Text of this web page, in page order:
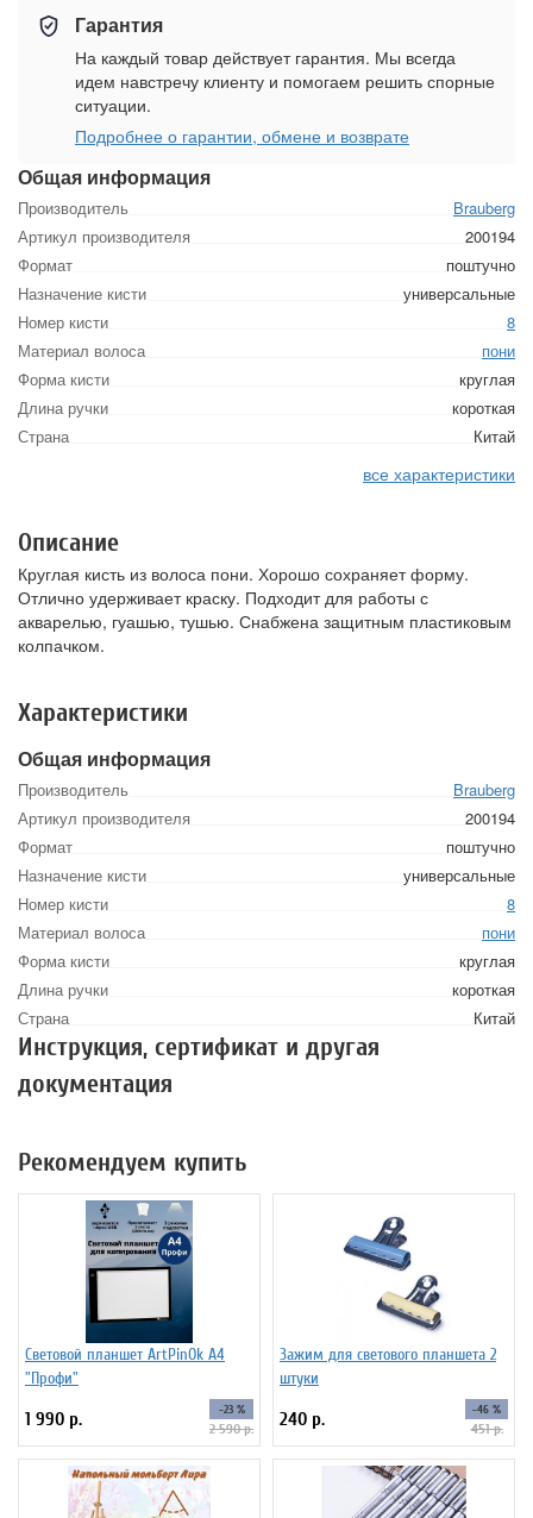
Общая информация
Производитель
Brauberg
Артикул производителя
200194
Формат
поштучно
Назначение кисти
универсальные
Номер кисти
8
Материал волоса
пони
Форма кисти
круглая
Длина ручки
короткая
Страна
Китай
все характеристики
Гарантия
На каждый товар действует гарантия. Мы всегда
идем навстречу клиенту и помогаем решить спорные
ситуации.
Подробнее о гарантии, обмене и возврате
Описание
Круглая кисть из волоса пони. Хорошо сохраняет форму.
Отлично удерживает краску. Подходит для работы с
акварелью, гуашью, тушью. Снабжена защитным пластиковым
колпачком.
Характеристики
Общая информация
Производитель
Brauberg
Артикул производителя
200194
Формат
поштучно
Назначение кисти
универсальные
Номер кисти
8
Материал волоса
пони
Форма кисти
круглая
Длина ручки
короткая
Страна
Китай
Инструкция, сертификат и другая
документация
Рекомендуем купить
Световой планшет ArtPinOk А4
"Профи"
1 990 р. -23 %
2 590 р.
Зажим для светового планшета 2
штуки
240 р. -46 %
451 р.